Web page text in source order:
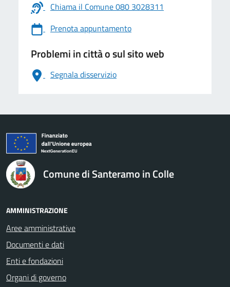
Chiama il Comune 080 3028311
Prenota appuntamento
Problemi in città o sul sito web
Segnala disservizio
logo Unione Europea
Comune di Santeramo in Colle
AMMINISTRAZIONE
Aree amministrative
Documenti e dati
Enti e fondazioni
Organi di governo